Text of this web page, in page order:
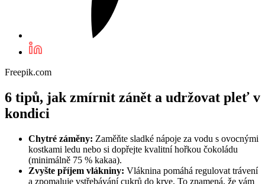
Freepik.com
6 tipů, jak zmírnit zánět a udržovat pleť v
kondici
Chytré záměny: Zaměňte sladké nápoje za vodu s ovocnými
kostkami ledu nebo si dopřejte kvalitní hořkou čokoládu
(minimálně 75 % kakaa).
Zvyšte příjem vlákniny: Vláknina pomáhá regulovat trávení
a zpomaluje vstřebávání cukrů do krve. To znamená, že vám